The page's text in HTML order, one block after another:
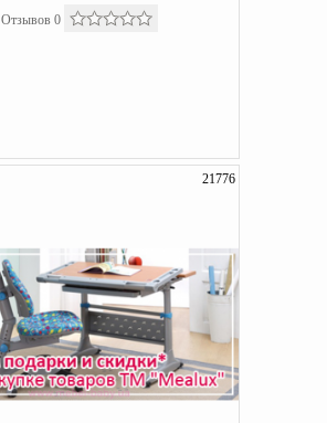
Отзывов 0
21776